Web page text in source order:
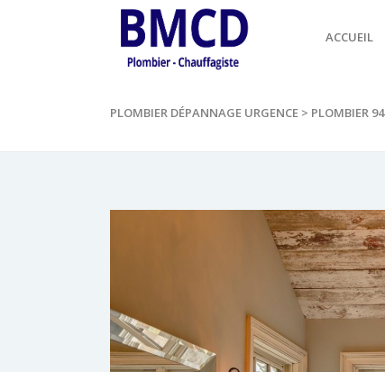
ACCUEIL
PLOMBIER DÉPANNAGE URGENCE > PLOMBIER 94